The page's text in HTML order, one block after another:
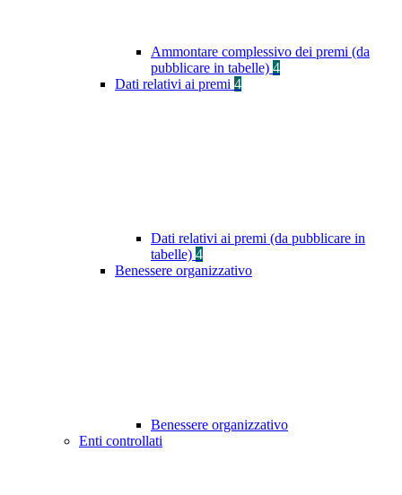
Ammontare complessivo dei premi (da
pubblicare in tabelle) 4
Dati relativi ai premi 4
Dati relativi ai premi (da pubblicare in
tabelle) 4
Benessere organizzativo
Benessere organizzativo
Enti controllati